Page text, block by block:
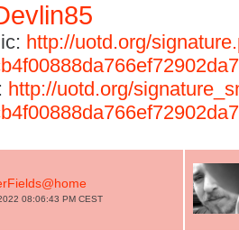
http://uotd.org/
http://uotd.org/
08:06:43 PM CEST